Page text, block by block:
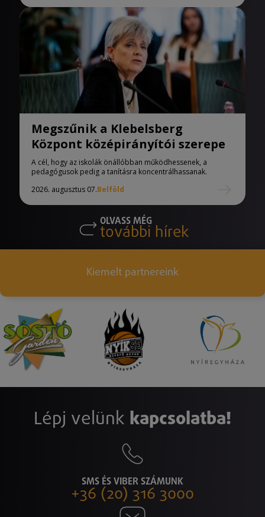
Megszűnik a Klebelsberg
Központ középirányítói szerepe
A cél, hogy az iskolák önállóbban működhessenek, a
pedagógusok pedig a tanításra koncentrálhassanak.
2026. augusztus 07.Belföld
OLVASS MÉG
további hírek
Kiemelt partnereink
Lépj velünk kapcsolatba!
SMS ÉS VIBER SZÁMUNK
+36 (20) 316 3000